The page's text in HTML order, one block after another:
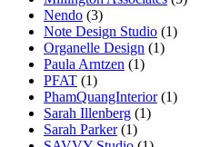
Nendo (3)
Note Design Studio (1)
Organelle Design (1)
Paula Arntzen (1)
PFAT (1)
PhamQuangInterior(1)
Sarah Illenberg (1)
Sarah Parker(1)